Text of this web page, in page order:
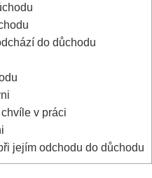
do důchodu
v práci
jejím odchodu do důchodu